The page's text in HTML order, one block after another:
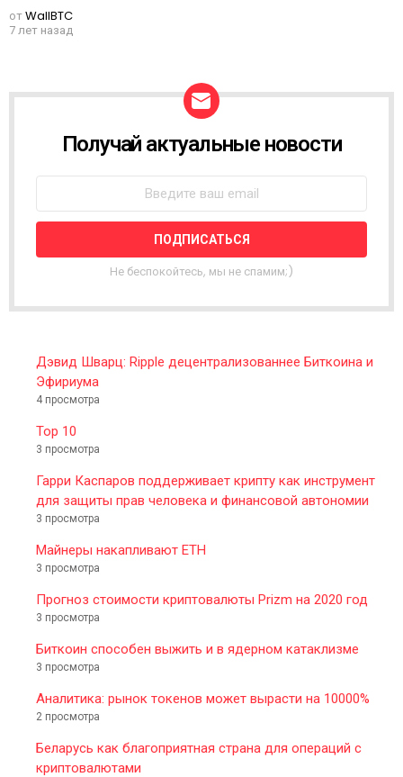
отWallBTC
7 лет назад
W
L
E
T
R
Получай актуальные новости
Не беспокойтесь, мы не спамим;)
Дэвид Шварц: Ripple децентрализованнее Биткоина и
Эфириума
4 просмотра
Top 10
3 просмотра
Гарри Каспаров поддерживает крипту как инструмент
для защиты прав человека и финансовой автономии
3 просмотра
Майнеры накапливают ETH
3 просмотра
Прогноз стоимости криптовалюты Prizm на 2020 год
3 просмотра
Биткоин способен выжить и в ядерном катаклизме
3 просмотра
Аналитика: рынок токенов может вырасти на 10000%
2 просмотра
Беларусь как благоприятная страна для операций с
криптовалютами